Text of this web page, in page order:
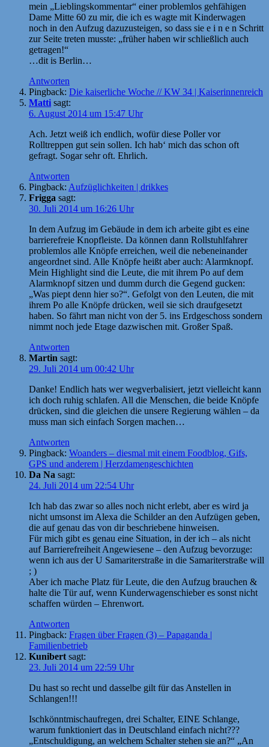
mein „Lieblingskommentar“ einer problemlos gehfähigen
Dame Mitte 60 zu mir, die ich es wagte mit Kinderwagen
noch in den Aufzug dazuzusteigen, so dass sie e i n e n Schritt
zur Seite treten musste: „früher haben wir schließlich auch
getragen!“
…dit is Berlin…
Antworten
Pingback: Die kaiserliche Woche // KW 34 | Kaiserinnenreich
Matti sagt:
6. August 2014 um 15:47 Uhr
Ach. Jetzt weiß ich endlich, wofür diese Poller vor
Rolltreppen gut sein sollen. Ich hab‘ mich das schon oft
gefragt. Sogar sehr oft. Ehrlich.
Antworten
Pingback: Aufzüglichkeiten | drikkes
Frigga sagt:
30. Juli 2014 um 16:26 Uhr
In dem Aufzug im Gebäude in dem ich arbeite gibt es eine
barrierefreie Knopfleiste. Da können dann Rollstuhlfahrer
problemlos alle Knöpfe erreichen, weil die nebeneinander
angeordnet sind. Alle Knöpfe heißt aber auch: Alarmknopf.
Mein Highlight sind die Leute, die mit ihrem Po auf dem
Alarmknopf sitzen und dumm durch die Gegend gucken:
„Was piept denn hier so?“. Gefolgt von den Leuten, die mit
ihrem Po alle Knöpfe drücken, weil sie sich draufgesetzt
haben. So fährt man nicht von der 5. ins Erdgeschoss sondern
nimmt noch jede Etage dazwischen mit. Großer Spaß.
Antworten
Martin sagt:
29. Juli 2014 um 00:42 Uhr
Danke! Endlich hats wer wegverbalisiert, jetzt vielleicht kann
ich doch ruhig schlafen. All die Menschen, die beide Knöpfe
drücken, sind die gleichen die unsere Regierung wählen – da
muss man sich einfach Sorgen machen…
Antworten
Pingback: Woanders – diesmal mit einem Foodblog, Gifs,
GPS und anderem | Herzdamengeschichten
Da Na sagt:
24. Juli 2014 um 22:54 Uhr
Ich hab das zwar so alles noch nicht erlebt, aber es wird ja
nicht umsonst im Alexa die Schilder an den Aufzügen geben,
die auf genau das von dir beschriebene hinweisen.
Für mich gibt es genau eine Situation, in der ich – als nicht
auf Barrierefreiheit Angewiesene – den Aufzug bevorzuge:
wenn ich aus der U Samariterstraße in die Samariterstraße will
; )
Aber ich mache Platz für Leute, die den Aufzug brauchen &
halte die Tür auf, wenn Kunderwagenschieber es sonst nicht
schaffen würden – Ehrenwort.
Antworten
Pingback: Fragen über Fragen (3) – Papaganda |
Familienbetrieb
Kunibert sagt:
23. Juli 2014 um 22:59 Uhr
Du hast so recht und dasselbe gilt für das Anstellen in
Schlangen!!!
Ischkönntmischaufregen, drei Schalter, EINE Schlange,
warum funktioniert das in Deutschland einfach nicht???
„Entschuldigung, an welchem Schalter stehen sie an?“ „An